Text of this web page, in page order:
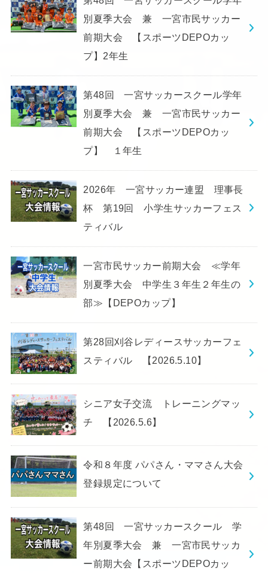
別夏季大会 兼 一宮市民サッカー
前期大会 【スポーツDEPOカッ
プ】2年生
第48回 一宮サッカースクール学年
別夏季大会 兼 一宮市民サッカー
前期大会 【スポーツDEPOカッ
プ】 １年生
2026年 一宮サッカー連盟 理事長
杯 第19回 小学生サッカーフェス
ティバル
一宮市民サッカー前期大会 ≪学年
別夏季大会 中学生３年生２年生の
部≫【DEPOカップ】
第28回刈谷レディースサッカーフェ
スティバル 【2026.5.10】
シニア女子交流 トレーニングマッ
チ 【2026.5.6】
令和８年度 パパさん・ママさん大会
登録規定について
第48回 一宮サッカースクール 学
年別夏季大会 兼 一宮市民サッカ
ー前期大会【スポーツDEPOカッ